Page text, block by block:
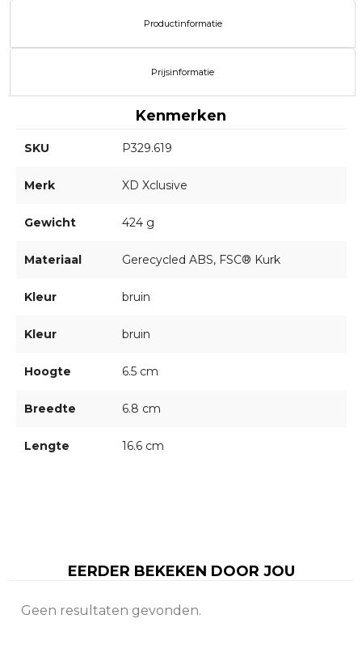
Productinformatie
Prijsinformatie
Kenmerken
SKU P329.619
Merk XD Xclusive
Gewicht 424 g
Materiaal Gerecycled ABS, FSC® Kurk
Kleur bruin
Kleur bruin
Hoogte 6.5 cm
Breedte 6.8 cm
Lengte 16.6 cm
EERDER BEKEKEN DOOR JOU
Geen resultaten gevonden.